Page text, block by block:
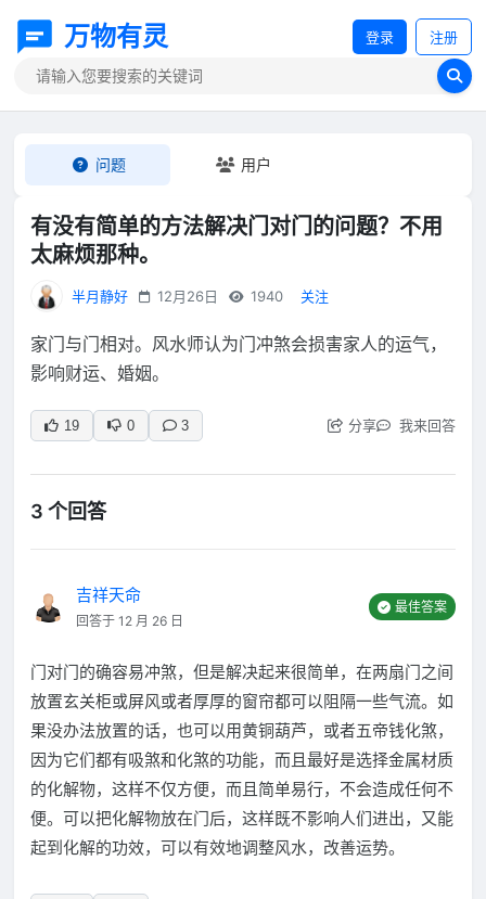
万物有灵 登录 注册
问题 用户
有没有简单的方法解决门对门的问题？不用
太麻烦那种。
半月静好 12月26日 1940 关注
家门与门相对。风水师认为门冲煞会损害家人的运气，
影响财运、婚姻。
19 0 3 分享 我来回答
3 个回答
吉祥天命
回答于 12 月 26 日
最佳答案
门对门的确容易冲煞，但是解决起来很简单，在两扇门之间
放置玄关柜或屏风或者厚厚的窗帘都可以阻隔一些气流。如
果没办法放置的话，也可以用黄铜葫芦，或者五帝钱化煞，
因为它们都有吸煞和化煞的功能，而且最好是选择金属材质
的化解物，这样不仅方便，而且简单易行，不会造成任何不
便。可以把化解物放在门后，这样既不影响人们进出，又能
起到化解的功效，可以有效地调整风水，改善运势。